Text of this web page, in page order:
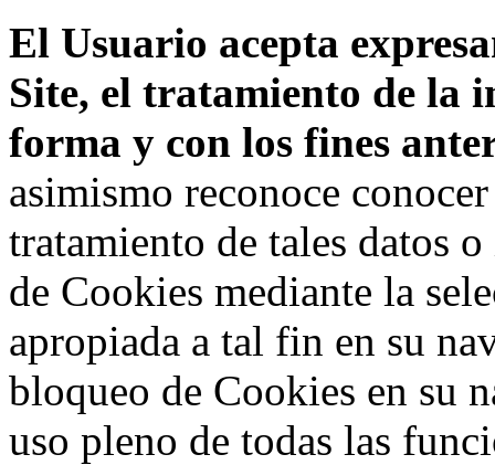
El Usuario acepta
Site, el tratamiento de la
forma y con los fines
asimismo reconoce
tratamiento de tales datos
de Cookies mediante la
apropiada a tal fin en su
bloqueo de Cookies en su
uso pleno de todas las